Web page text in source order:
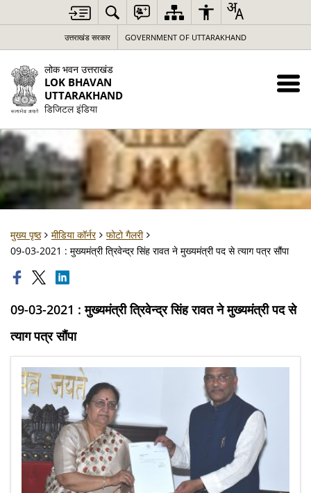
उत्तराखंड सरकार GOVERNMENT OF UTTARAKHAND
लोक भवन उत्तराखंड
LOK BHAVAN
UTTARAKHAND
डिजिटल इंडिया
मुख्य पृष्ठ मीडिया कॉर्नर
फोटो गैलरी
09-03-2021 : मुख्यमंत्री त्रिवेन्द्र सिंह रावत ने मुख्यमंत्री पद से त्याग पत्र सौंपा
09-03-2021 : मुख्यमंत्री त्रिवेन्द्र सिंह रावत ने मुख्यमंत्री पद से
त्याग पत्र सौंपा